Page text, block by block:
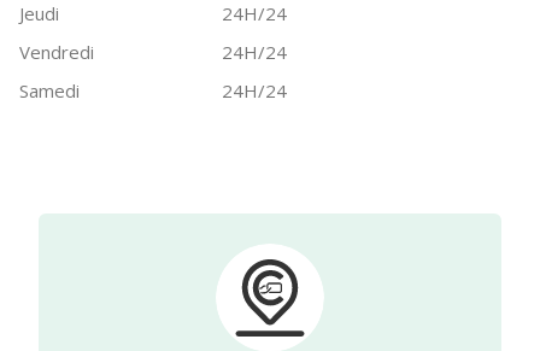
Jeudi
24H/24
Vendredi
24H/24
Samedi
24H/24